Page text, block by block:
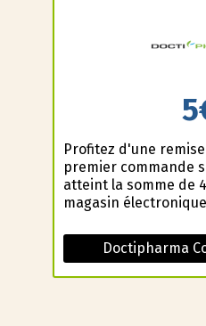
Profitez d'une
premier commande
atteint la somme de
magasin
Doctipharma